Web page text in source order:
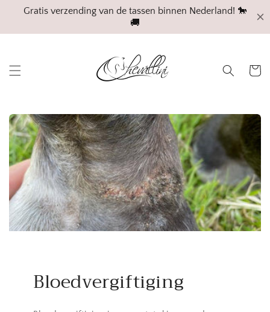
Meteen
Bloedvergiftiging